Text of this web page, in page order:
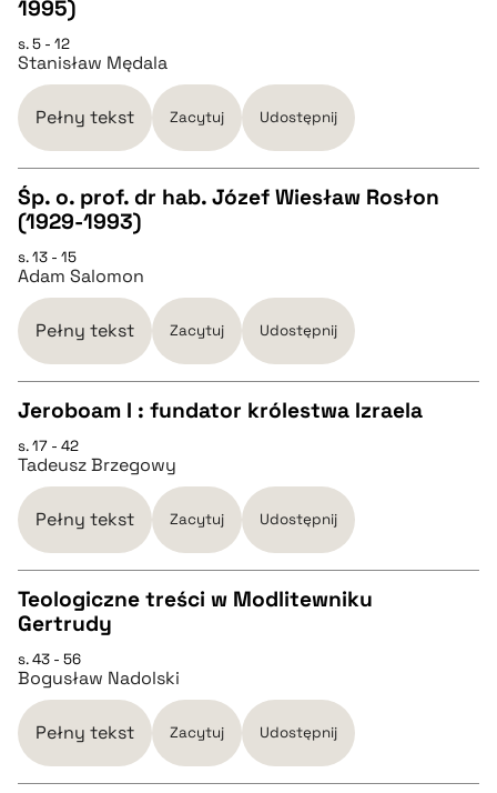
CZYSTY TEKST
pobierz cytat
BIBTEX
pobierz cytat
1995)
s. 5 - 12
Stanisław Mędala
Pełny tekst Zacytuj Udostępnij
CZYSTY TEKST
pobierz cytat
BIBTEX
Śp. o. prof. dr hab. Józef Wiesław Rosłon
(1929-1993)
s. 13 - 15
Adam Salomon
Pełny tekst Zacytuj Udostępnij
CZYSTY TEKST
pobierz cytat
BIBTEX
Jeroboam I : fundator królestwa Izraela
s. 17 - 42
Tadeusz Brzegowy
Pełny tekst Zacytuj Udostępnij
CZYSTY TEKST
pobierz cytat
BIBTEX
Teologiczne treści w Modlitewniku
Gertrudy
s. 43 - 56
Bogusław Nadolski
Pełny tekst Zacytuj Udostępnij